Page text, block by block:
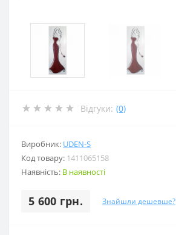
Відгуки: (0)
Виробник: UDEN-S
Код товару: 1411065158
Наявність: В наявності
5 600 грн. Знайшли дешевше?